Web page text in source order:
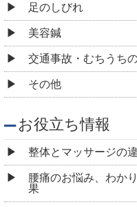
足のしびれ
美容鍼
交通事故・むちうち
その他
お役立ち情報
整体とマッサージの
腰痛のお悩み、わか
果